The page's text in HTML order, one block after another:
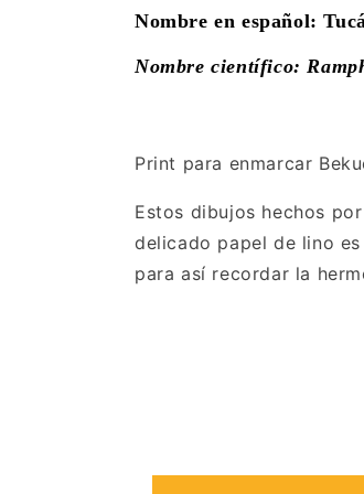
Nombre en español:
Nombre científico:
Print para enmarcar
Estos dibujos hechos
delicado papel de lino
para así recordar la